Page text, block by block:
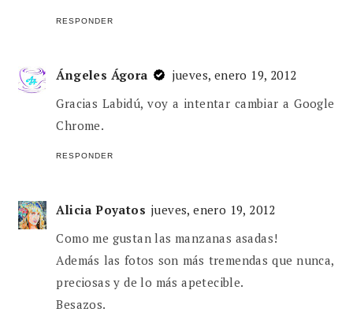
RESPONDER
Ángeles Ágora
jueves, enero 19, 2012
Gracias Labidú, voy a intentar cambiar a Google
Chrome.
RESPONDER
Alicia Poyatos jueves, enero 19, 2012
Como me gustan las manzanas asadas!
Además las fotos son más tremendas que nunca,
preciosas y de lo más apetecible.
Besazos.